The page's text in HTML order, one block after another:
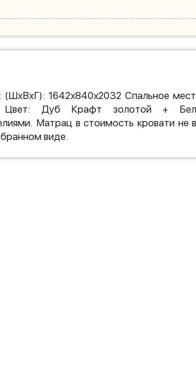
(ШхВхГ): 1642х840х2032 Спальное
Дуб Крафт золотой +
Матрац в стоимость кровати не
виде.